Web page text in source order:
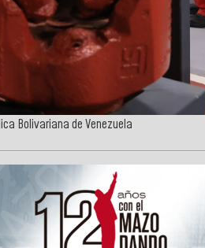
Bolivariana de Venezuela